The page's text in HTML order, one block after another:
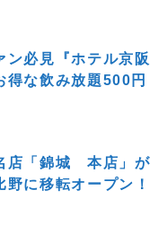
ン必見『ホテル京阪
得な飲み放題500円
店「錦城 本店」が
野に移転オープン！